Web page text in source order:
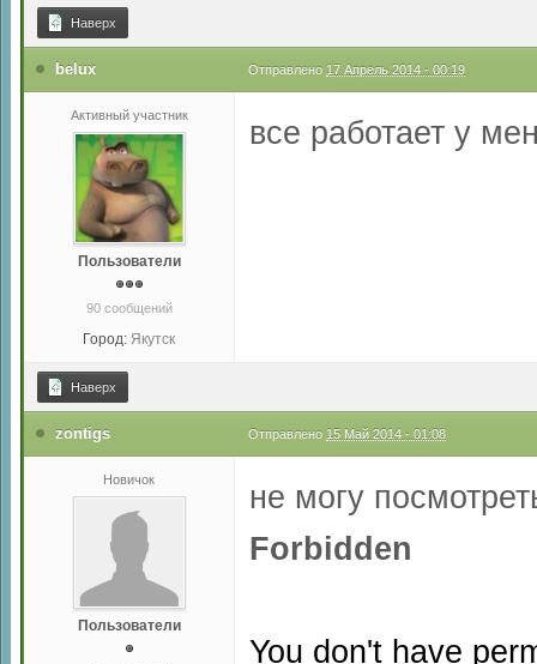
Наверх
belux Отправлено 17 Апрель 2014 - 00:19
Активный участник
Пользователи
90 сообщений
Город: Якутск
все работает у
Наверх
zontigs Отправлено 15 Май 2014 - 01:08
Новичок
Пользователи
не могу
Forbidden
You don't have